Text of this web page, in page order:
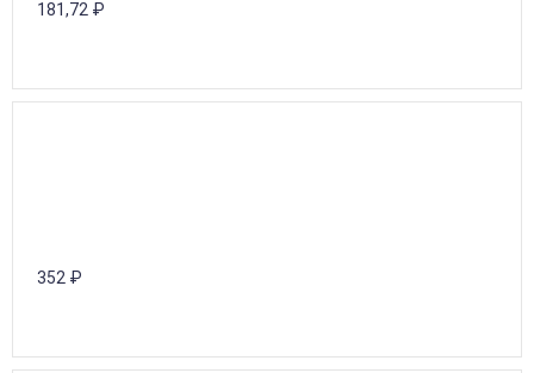
181,72 ₽
352 ₽